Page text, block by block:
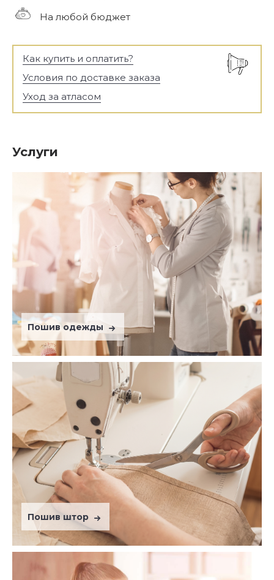
На любой бюджет
Как купить и оплатить?
Условия по доставке заказа
Уход за атласом
Услуги
Пошив одежды
Пошив штор